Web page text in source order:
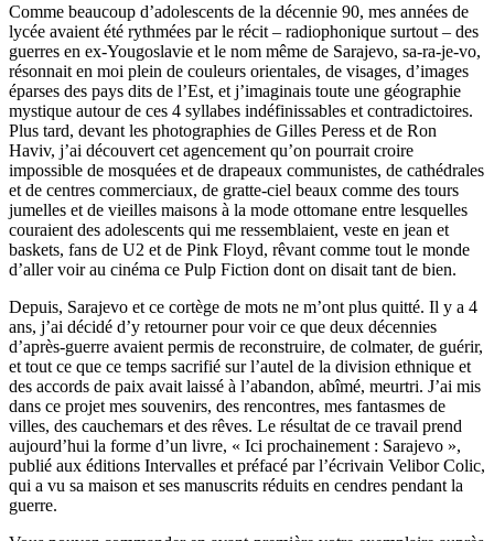
Comme beaucoup d’adolescents de la décennie 90, mes années de
lycée avaient été rythmées par le récit – radiophonique surtout – des
guerres en ex-Yougoslavie et le nom même de Sarajevo, sa-ra-je-vo,
résonnait en moi plein de couleurs orientales, de visages, d’images
éparses des pays dits de l’Est, et j’imaginais toute une géographie
mystique autour de ces 4 syllabes indéfinissables et contradictoires.
Plus tard, devant les photographies de Gilles Peress et de Ron
Haviv, j’ai découvert cet agencement qu’on pourrait croire
impossible de mosquées et de drapeaux communistes, de cathédrales
et de centres commerciaux, de gratte-ciel beaux comme des tours
jumelles et de vieilles maisons à la mode ottomane entre lesquelles
couraient des adolescents qui me ressemblaient, veste en jean et
baskets, fans de U2 et de Pink Floyd, rêvant comme tout le monde
d’aller voir au cinéma ce Pulp Fiction dont on disait tant de bien.
Depuis, Sarajevo et ce cortège de mots ne m’ont plus quitté. Il y a 4
ans, j’ai décidé d’y retourner pour voir ce que deux décennies
d’après-guerre avaient permis de reconstruire, de colmater, de guérir,
et tout ce que ce temps sacrifié sur l’autel de la division ethnique et
des accords de paix avait laissé à l’abandon, abîmé, meurtri. J’ai mis
dans ce projet mes souvenirs, des rencontres, mes fantasmes de
villes, des cauchemars et des rêves. Le résultat de ce travail prend
aujourd’hui la forme d’un livre, « Ici prochainement : Sarajevo »,
publié aux éditions Intervalles et préfacé par l’écrivain Velibor Colic,
qui a vu sa maison et ses manuscrits réduits en cendres pendant la
guerre.